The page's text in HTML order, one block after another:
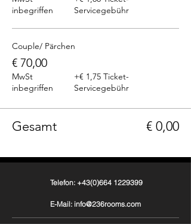
inbegriffen
Servicegebühr
Couple/ Pärchen
€ 70,00
MwSt
inbegriffen
+€ 1,75 Ticket-
Servicegebühr
Gesamt € 0,00
Telefon: +43(0)664 1229399
E-Mail: info@236rooms.com